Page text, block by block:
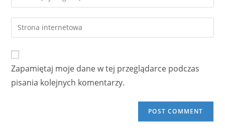
comment
your
email
address
comment
Enter
your
website
URL
(optional)
Zapamiętaj moje dane w tej przeglądarce podczas
pisania kolejnych komentarzy.